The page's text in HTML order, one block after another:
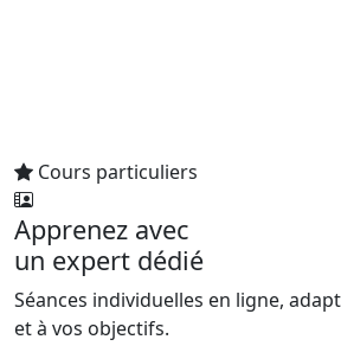
Cours particuliers
Apprenez avec
un expert dédié
Séances individuelles en ligne,
et à vos objectifs.